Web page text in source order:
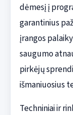
dėmesį į
garantinius
įrangos
saugumo
pirkėjų
išmaniuosius
Techniniai ir